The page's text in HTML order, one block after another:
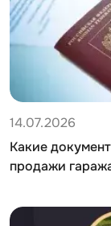
14.07.2026
Какие
продажи